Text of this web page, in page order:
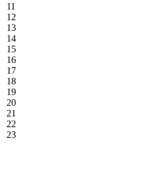
11
12
13
14
15
16
17
18
19
20
21
22
23